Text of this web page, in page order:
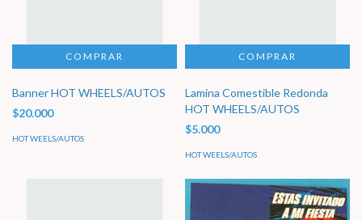
Banner HOT WHEELS/AUTOS
$20.000
HOT WEELS/AUTOS
Lamina Comestible Redonda
HOT WHEELS/AUTOS
$5.000
HOT WEELS/AUTOS